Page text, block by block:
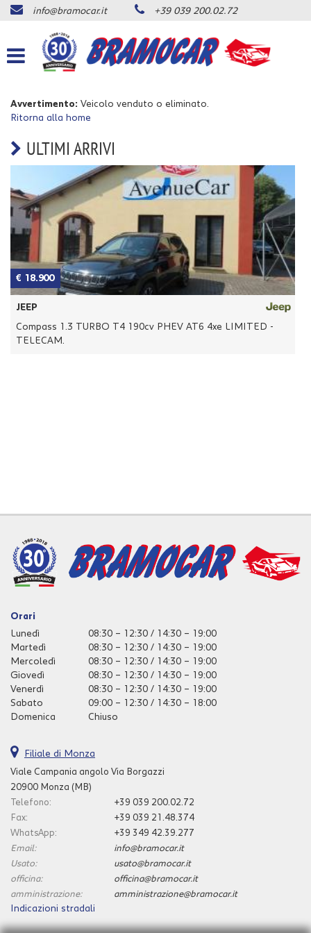
info@bramocar.it +39 039 200.02.72
Avvertimento: Veicolo venduto o eliminato.
Ritorna alla home
ULTIMI ARRIVI
€ 18.900
JEEP
Compass 1.3 TURBO T4 190cv PHEV AT6 4xe LIMITED -
TELECAM.
Orari
Lunedì
08:30 – 12:30 / 14:30 – 19:00
Martedì
08:30 – 12:30 / 14:30 – 19:00
Mercoledì
08:30 – 12:30 / 14:30 – 19:00
Giovedì
08:30 – 12:30 / 14:30 – 19:00
Venerdì
08:30 – 12:30 / 14:30 – 19:00
Sabato
09:00 – 12:30 / 14:30 – 18:00
Domenica
Chiuso
Filiale di Monza
Viale Campania angolo Via Borgazzi
20900 Monza (MB)
Telefono:
+39 039 200.02.72
Fax:
+39 039 21.48.374
WhatsApp:
+39 349 42.39.277
Email:
info@bramocar.it
Usato:
usato@bramocar.it
officina:
officina@bramocar.it
amministrazione:
amministrazione@bramocar.it
Indicazioni stradali
preferenze
di
Il
seguente
ti
consente
esprimere
le
tue
preferenze
consenso
alle
tecnologie
di
che
adottiamo
maggiori
informazioni
sull'utilità
e
di
questi
strumenti
di
tracciamento
si
rimanda
alla
policy.
Puoi
rivedere
e
modificare
le
tue
scelte